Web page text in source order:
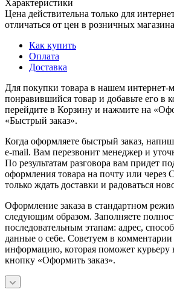
Характеристики
Цена действительна только для
отличаться от цен в розничных
Как купить
Оплата
Доставка
Для покупки товара в нашем интернет-
понравившийся товар и добавьте его в
перейдите в Корзину и нажмите на
«Быстрый заказ».
Когда оформляете быстрый заказ,
e-mail. Вам перезвонит менеджер и
По результатам разговора вам придет
оформления товара на почту или через
только ждать доставки и радоваться
Оформление заказа в стандартном
следующим образом. Заполняете
последовательным этапам: адрес,
данные о себе. Советуем в комментарии
информацию, которая поможет курьеру
кнопку «Оформить заказ».